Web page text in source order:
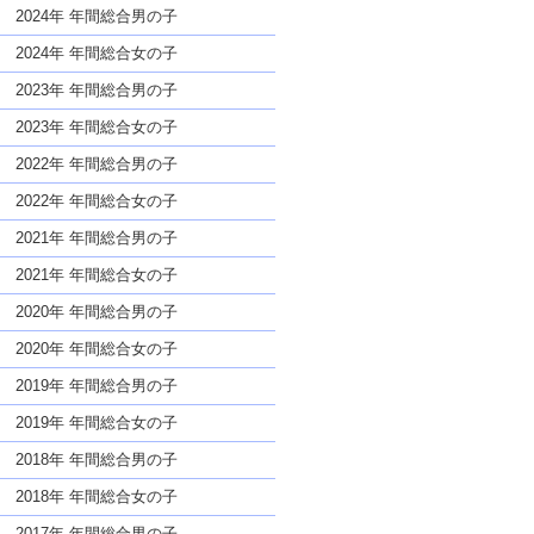
名前であっても奇抜すぎない
2024年 年間総合男の子
2024年 年間総合女の子
2023年 年間総合男の子
2023年 年間総合女の子
2022年 年間総合男の子
2022年 年間総合女の子
2021年 年間総合男の子
2021年 年間総合女の子
2020年 年間総合男の子
2020年 年間総合女の子
2019年 年間総合男の子
2019年 年間総合女の子
2018年 年間総合男の子
2018年 年間総合女の子